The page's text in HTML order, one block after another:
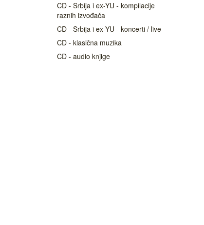
CD - Srbija i ex-YU - kompilacije
raznih izvođača
CD - Srbija i ex-YU - koncerti / live
CD - klasična muzika
CD - audio knjige